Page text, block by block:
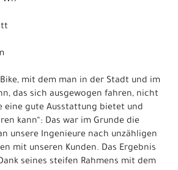
mit dem man in der Stadt und im
das sich ausgewogen fahren, nicht
eine gute Ausstattung bietet und
kann“: Das war im Grunde die
unsere Ingenieure nach unzähligen
mit unseren Kunden. Das Ergebnis
seines steifen Rahmens mit dem